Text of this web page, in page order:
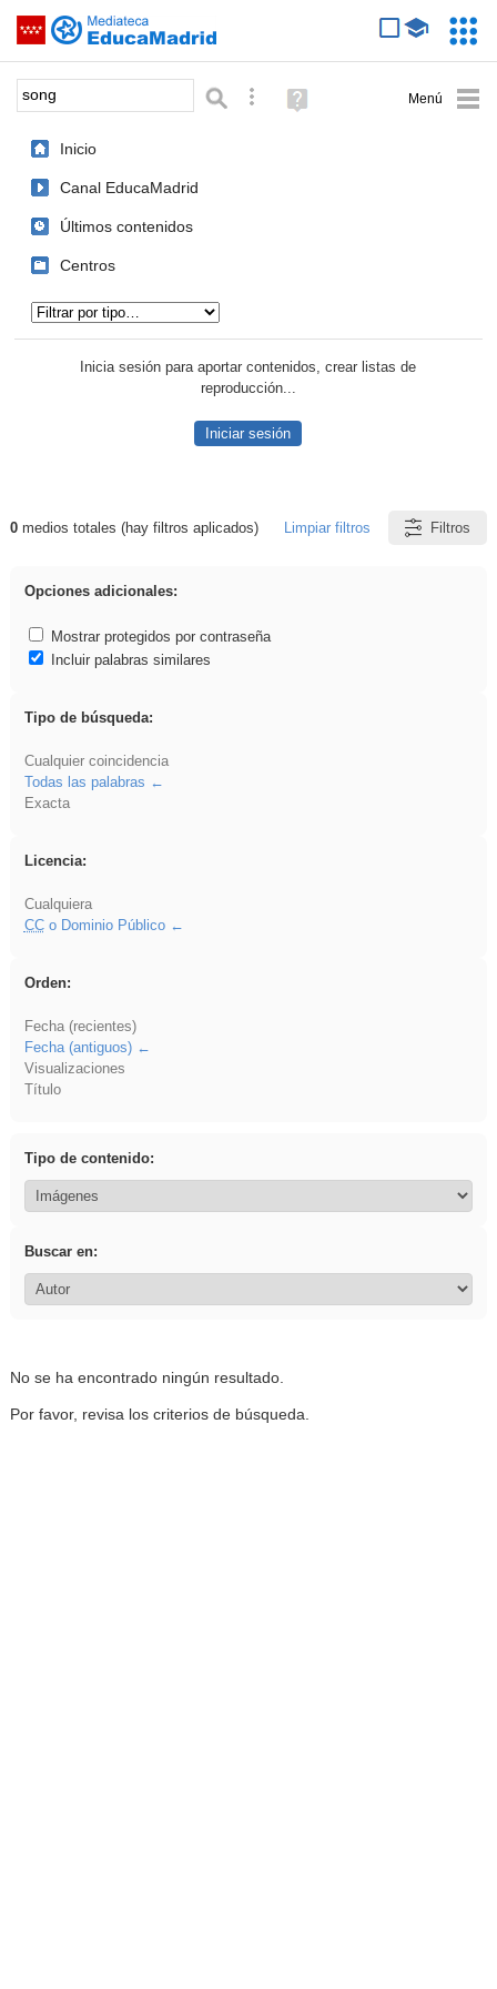
Saltar navegación
Palabra o frase: Búsqueda avanzada
Ayuda
(en
Inicio
Canal EducaMadrid
Últimos contenidos
Centros
Inicia sesión para aportar contenidos, crear listas de
reproducción...
Iniciar sesión
Resultados de: song
0medios totales (hay filtros aplicados) Limpiar filtros Filtros
Opciones adicionales:
Mostrar protegidos por contraseña
Incluir palabras similares
Tipo de búsqueda:
Cualquier coincidencia
Todas las palabras
Exacta
Licencia:
Cualquiera
CCo Dominio Público
Orden:
Fecha (recientes)
Fecha (antiguos)
Visualizaciones
Título
Tipo de contenido:
Buscar en:
No se ha encontrado ningún resultado.
Por favor, revisa los criterios de búsqueda.